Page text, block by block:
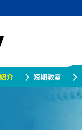
介 短期教室